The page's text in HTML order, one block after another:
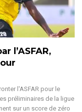
l’ASFAR,
l'ASFAR pour le
préliminaires de la ligue
sur un score de zéro